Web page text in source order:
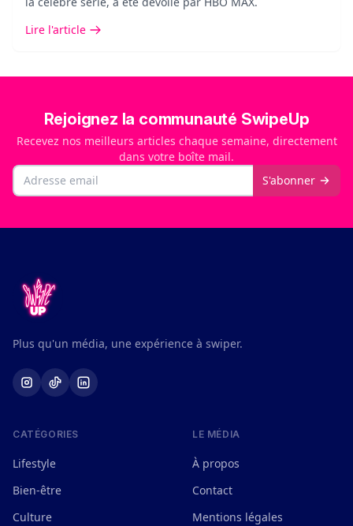
Lire l'article
Rejoignez la communauté SwipeUp
Recevez nos meilleurs articles chaque semaine, directement
dans votre boîte mail.
Email S'abonner
Plus qu'un média, une expérience à swiper.
CATÉGORIES
Lifestyle
Bien-être
Culture
LE MÉDIA
À propos
Contact
Mentions légales